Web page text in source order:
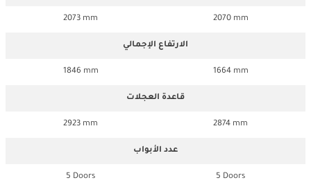
2070 mm
2073 mm
الارتفاع الإجمالي
1664 mm
1846 mm
قاعدة العجلات
2874 mm
2923 mm
عدد الأبواب
5 Doors
5 Doors